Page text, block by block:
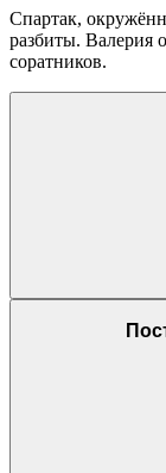
Спартак,
разбиты. Валерия
соратников.